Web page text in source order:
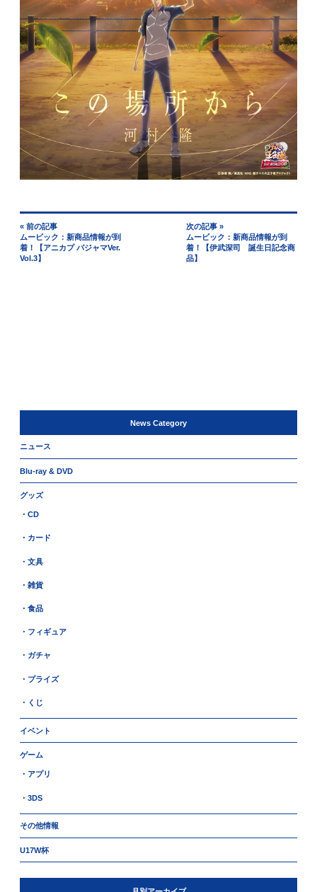
« 前の記事
ムービック：新商品情報が到
着！【アニカプ パジャマVer.
Vol.3】
次の記事 »
ムービック：新商品情報が到
着！【伊武深司 誕生日記念商
品】
News Category
ニュース
Blu-ray & DVD
グッズ
・CD
・カード
・文具
・雑貨
・食品
・フィギュア
・ガチャ
・プライズ
・くじ
イベント
ゲーム
・アプリ
・3DS
その他情報
U17W杯